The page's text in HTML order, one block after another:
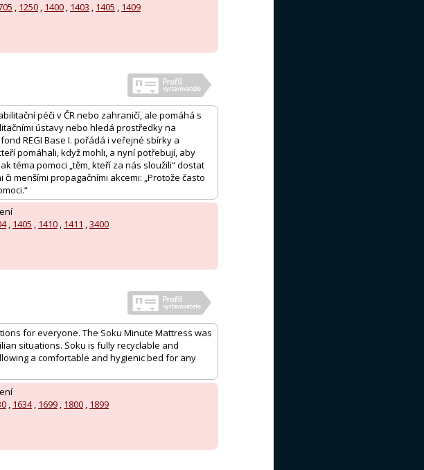
, 1250 , 1400 , 1403 , 1405 , 1409
péči v ČR nebo zahraničí, ale pomáhá s
ústavy nebo hledá prostředky na
REGI Base I. pořádá i veřejné sbírky a
pomáhali, když mohli, a nyní potřebují, aby
téma pomoci „těm, kteří za nás sloužili“ dostat
menšími propagačními akcemi: „Protože často
, 1405 , 1410 , 1411 ,3400
for everyone. The Soku Minute Mattress was
situations. Soku is fully recyclable and
a comfortable and hygienic bed for any
, 1634, 1699 , 1800 , 1899